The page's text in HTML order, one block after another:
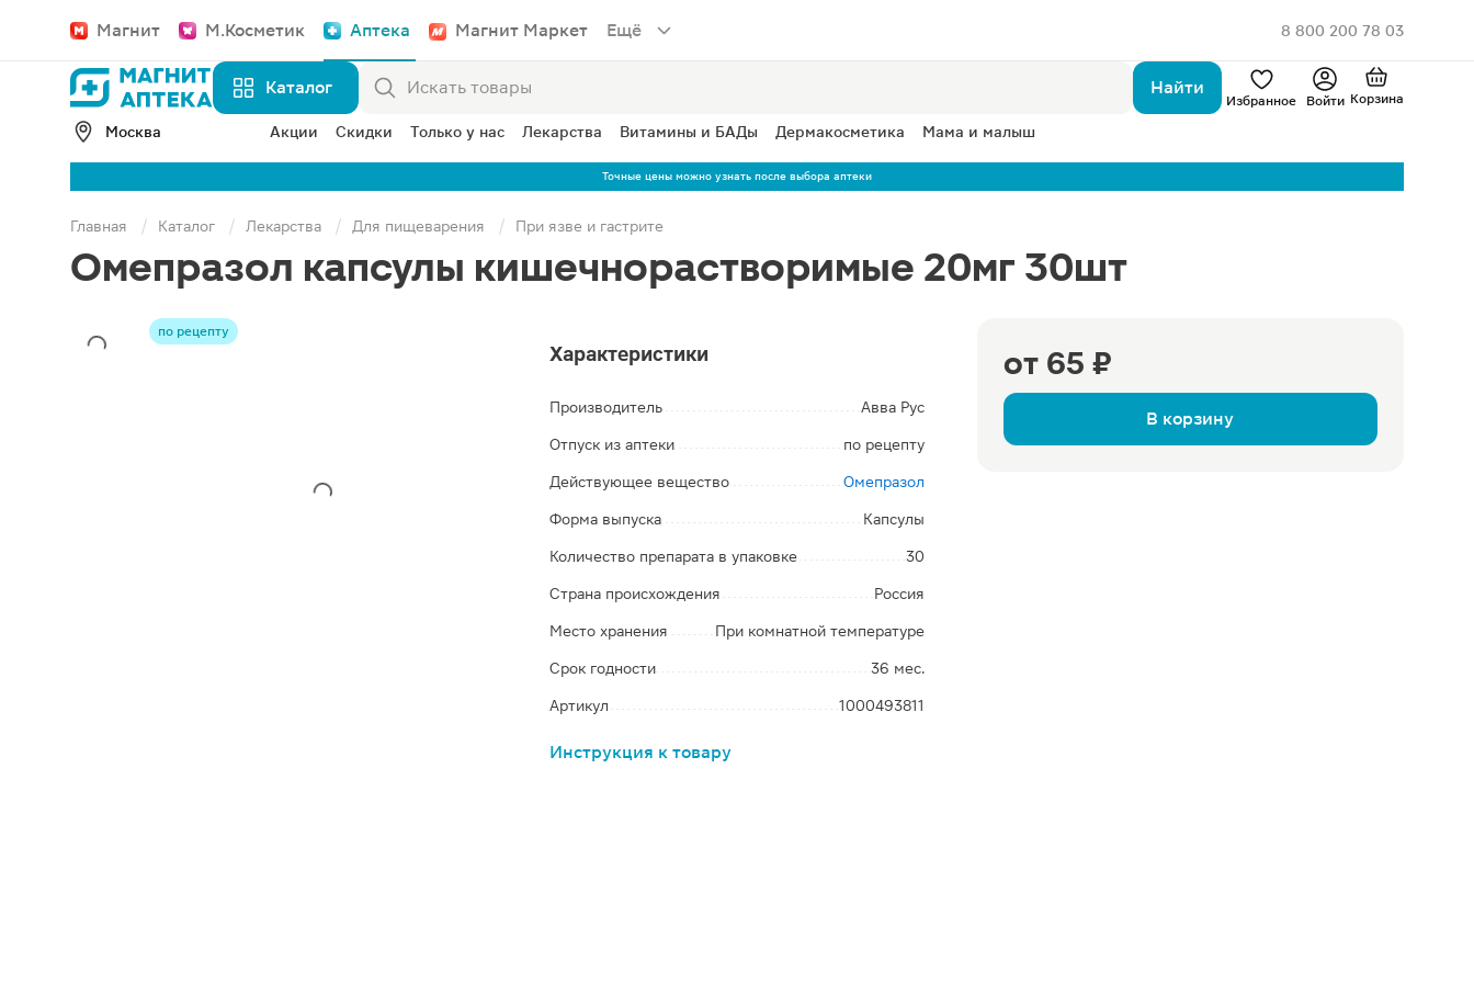
Магнит М.Косметик Аптека Магнит Маркет Ещё 8 800 200 78 03
Каталог Найти
Избранное Войти Корзина
Москва Акции Скидки Только у нас Лекарства Витамины и БАДы Дермакосметика Мама и малыш
Точные цены можно узнать после выбора аптеки
Главная Каталог Лекарства Для пищеварения При язве и гастрите
Омепразол капсулы кишечнорастворимые 20мг 30шт
по рецепту
от 65 ₽
В корзину
Характеристики
Производитель Авва Рус
Отпуск из аптеки по рецепту
Действующее вещество Омепразол
Форма выпуска Капсулы
Количество препарата в упаковке 30
Страна происхождения Россия
Место хранения При комнатной температуре
Срок годности 36 мес.
Артикул 1000493811
Инструкция к товару